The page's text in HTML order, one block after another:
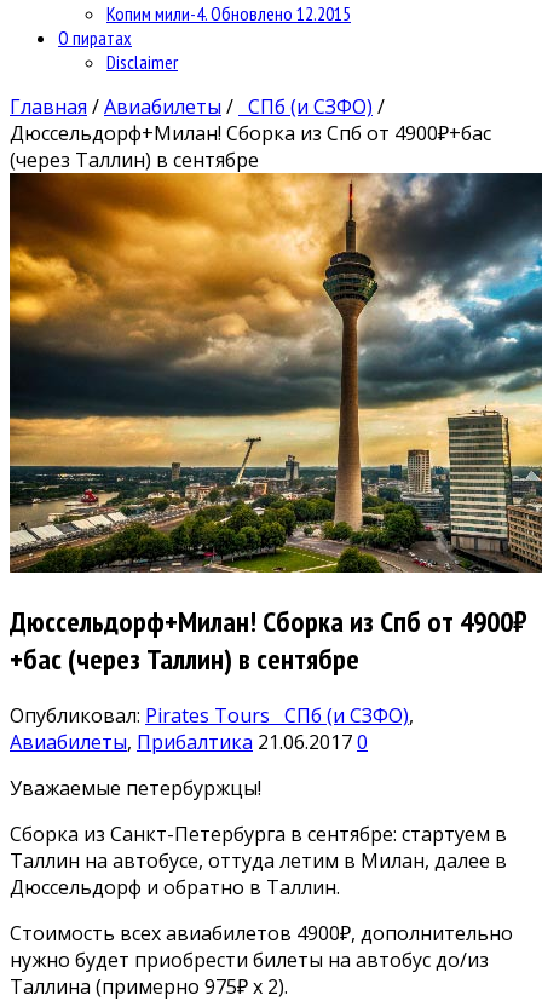
Копим мили-4. Обновлено 12.2015
О пиратах
Disclaimer
Главная /Авиабилеты / СПб (и СЗФО) /
Дюссельдорф+Милан! Сборка из Спб от 4900₽+бас
(через Таллин) в сентябре
Дюссельдорф+Милан! Сборка из Спб от 4900₽
+бас (через Таллин) в сентябре
Опубликовал: Pirates Tours СПб (и СЗФО),
Авиабилеты, Прибалтика 21.06.20170
Уважаемые петербуржцы!
Сборка из Санкт-Петербурга в сентябре: стартуем в
Таллин на автобусе, оттуда летим в Милан, далее в
Дюссельдорф и обратно в Таллин.
Стоимость всех авиабилетов 4900₽, дополнительно
нужно будет приобрести билеты на автобус до/из
Таллина (примерно 975₽ х 2).